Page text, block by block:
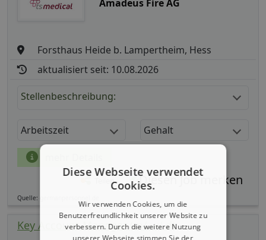
Amadeus Fire AG
Forsthaus Heide b. Lampertheim, Hess
aktualisiert seit: 10.08.2026
Stellenbeschreibung:
Arbeitszeit Gehalt
Teilen
Quelle: germanpersonnel.de
Key Account Manager (m/ w/ d)
Diese Webseite verwendet
Cookies.
Wir verwenden Cookies, um die
Benutzerfreundlichkeit unserer Website zu
verbessern. Durch die weitere Nutzung
unserer Webseite stimmen Sie der